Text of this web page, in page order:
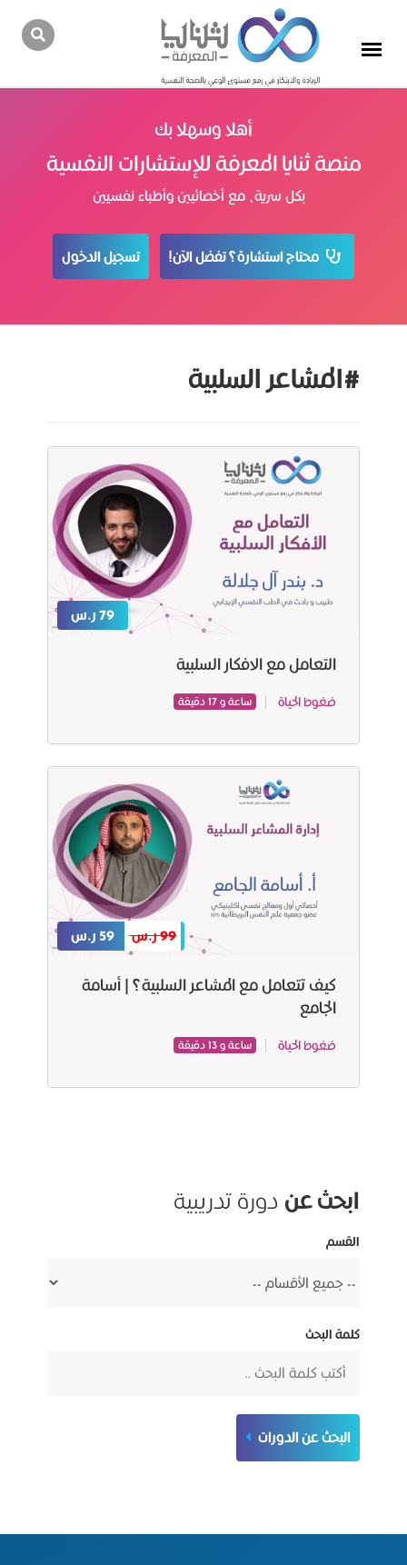
أهلا وسهلا بك
منصة ثنايا المعرفة للإستشارات النفسية
بكل سرية، مع أخصائيين وأطباء نفسيين
محتاج استشارة؟ تفضل الآن! تسجيل الدخول
#المشاعر السلبية
79 ر.س
التعامل مع الافكار السلبية
ضغوط الحياة ساعة و 17 دقيقة
99 ر.س 59 ر.س
كيف تتعامل مع المشاعر السلبية؟ | أسامة
الجامع
ضغوط الحياة ساعة و 13 دقيقة
ابحث عن دورة تدريبية
القسم
كلمة البحث
البحث عن الدورات